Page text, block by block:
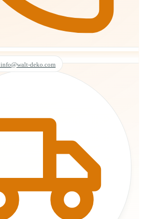
info@walt-deko.com